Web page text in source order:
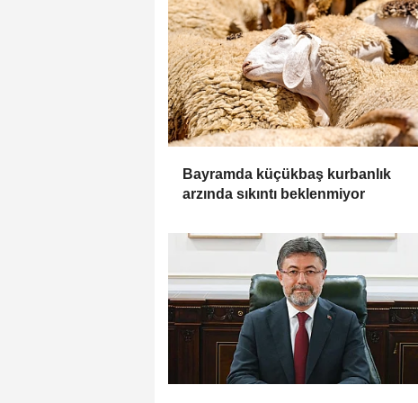
Bayramda küçükbaş kurbanlık
arzında sıkıntı beklenmiyor